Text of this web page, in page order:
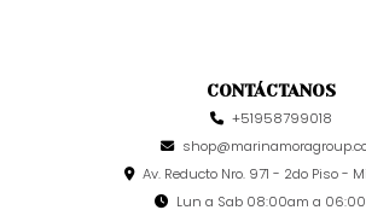
CONTÁCTANOS
+51958799018
Av. Reducto Nro. 971 - 2do Piso -
Lun a Sab 08:00am a